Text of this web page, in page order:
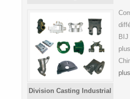
Division Casting Industrial
BIJ